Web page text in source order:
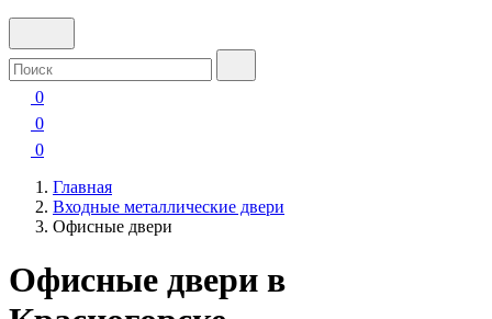
0
0
0
Главная
Входные металлические двери
Офисные двери
Офисные двери в